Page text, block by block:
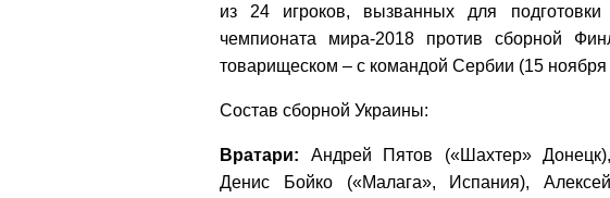
из 24 игроков, вызванных для
чемпионата мира-2018 против сборной
товарищеском – с командой Сербии (15 ноября
Состав сборной Украины:
Вратари: Андрей Пятов («Шахтер» Донецк),
Денис Бойко («Малага», Испания), Алексей